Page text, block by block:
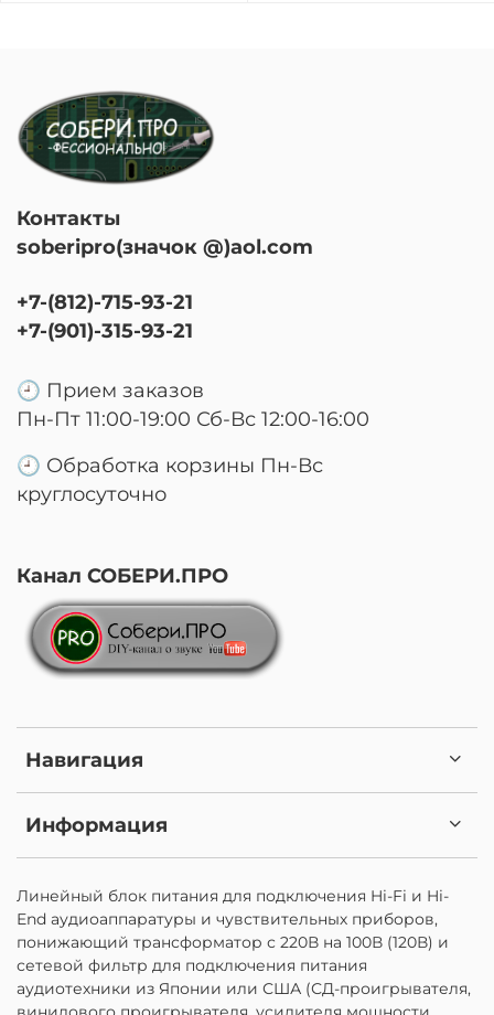
Навигация
Информация
Контакты
soberipro(значок @)aol.com
+7-(812)-715-93-21
+7-(901)-315-93-21
🕘 Прием заказов
Пн-Пт 11:00-19:00 Сб-Вс 12:00-16:00
🕘 Обработка корзины Пн-Вс
круглосуточно
Канал СОБЕРИ.ПРО
Линейный блок питания для подключения Hi-Fi и Hi-
End аудиоаппаратуры и чувствительных приборов,
понижающий трансформатор с 220В на 100В (120В) и
сетевой фильтр для подключения питания
аудиотехники из Японии или США (СД-проигрывателя,